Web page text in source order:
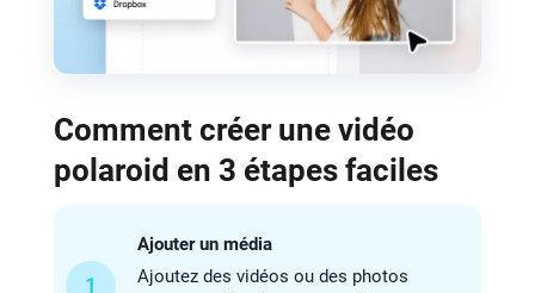
Comment créer une vidéo
polaroid en 3 étapes faciles
1
Ajouter un média
Ajoutez des vidéos ou des photos